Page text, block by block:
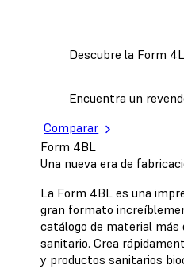
Descubre la Form 4L
Encuentra un
Comparar
Form 4BL
Una nueva era de
La Form 4BL es una
gran formato
catálogo de material
sanitario. Crea
y productos sanitarios